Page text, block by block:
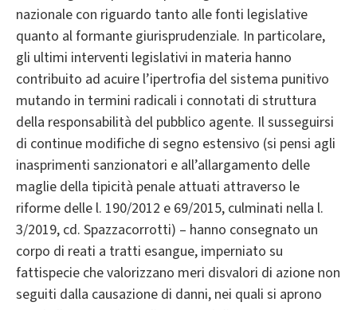
nazionale con riguardo tanto alle fonti legislative
quanto al formante giurisprudenziale. In particolare,
gli ultimi interventi legislativi in materia hanno
contribuito ad acuire l’ipertrofia del sistema punitivo
mutando in termini radicali i connotati di struttura
della responsabilità del pubblico agente. Il susseguirsi
di continue modifiche di segno estensivo (si pensi agli
inasprimenti sanzionatori e all’allargamento delle
maglie della tipicità penale attuati attraverso le
riforme delle l. 190/2012 e 69/2015, culminati nella l.
3/2019, cd. Spazzacorrotti) – hanno consegnato un
corpo di reati a tratti esangue, imperniato su
fattispecie che valorizzano meri disvalori di azione non
seguiti dalla causazione di danni, nei quali si aprono